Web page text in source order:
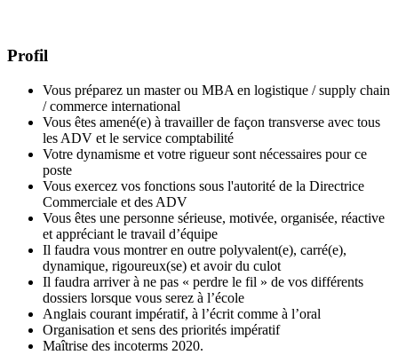
Profil
Vous préparez un master ou MBA en logistique / supply chain
/ commerce international
Vous êtes amené(e) à travailler de façon transverse avec tous
les ADV et le service comptabilité
Votre dynamisme et votre rigueur sont nécessaires pour ce
poste
Vous exercez vos fonctions sous l'autorité de la Directrice
Commerciale et des ADV
Vous êtes une personne sérieuse, motivée, organisée, réactive
et appréciant le travail d’équipe
Il faudra vous montrer en outre polyvalent(e), carré(e),
dynamique, rigoureux(se) et avoir du culot
Il faudra arriver à ne pas « perdre le fil » de vos différents
dossiers lorsque vous serez à l’école
Anglais courant impératif, à l’écrit comme à l’oral
Organisation et sens des priorités impératif
Maîtrise des incoterms 2020.